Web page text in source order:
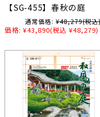
【SG-455】春秋の庭
通常価格: ¥48,279(税
価格: ¥43,890(税込 ¥48,279)